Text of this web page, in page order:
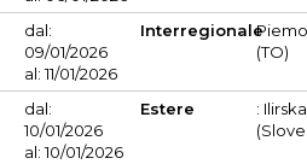
dal:
09/01/2026
al: 11/01/2026
Interregionale
(TO)
dal:
10/01/2026
al: 10/01/2026
Estere
: